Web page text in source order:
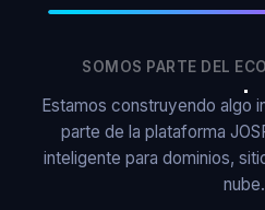
SOMOS PARTE DEL
Estamos construyendo algo
parte de la plataforma
inteligente para dominios,
nube.